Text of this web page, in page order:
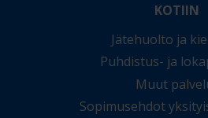
KOTIIN
Jätehuolto ja
Puhdistus- ja
Muut
Sopimusehdot